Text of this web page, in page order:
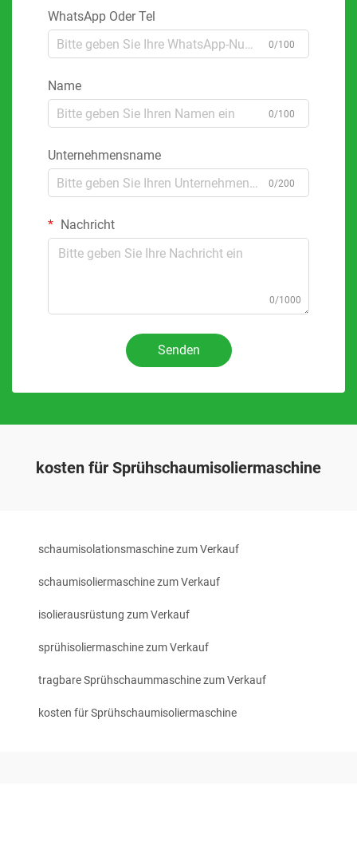
WhatsApp Oder Tel
0/100
Name
0/100
Unternehmensname
0/200
Nachricht
0/1000
Senden
kosten für Sprühschaumisoliermaschine
schaumisolationsmaschine zum Verkauf
schaumisoliermaschine zum Verkauf
isolierausrüstung zum Verkauf
sprühisoliermaschine zum Verkauf
tragbare Sprühschaummaschine zum Verkauf
kosten für Sprühschaumisoliermaschine